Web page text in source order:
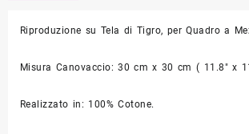
104
quantità
Riproduzione su Tela di Tigro, per Quadro a
Misura Canovaccio: 30 cm x 30 cm ( 11.8″ x
Realizzato in: 100% Cotone.